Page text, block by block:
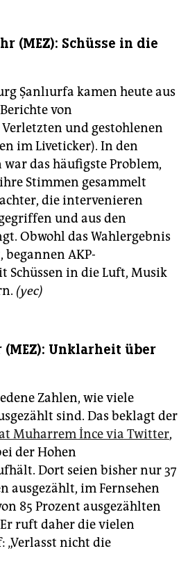
(MEZ): Schüsse in die
Şanlıurfa kamen heute aus
von
und gestohlenen
im Liveticker). In den
das häufigste Problem,
Stimmen gesammelt
die intervenieren
und aus den
Obwohl das Wahlergebnis
AKP-
Schüssen in die Luft, Musik
(yec)
(MEZ): Unklarheit über
Zahlen, wie viele
sind. Das beklagt der
Muharrem İnce via Twitter,
der Hohen
Dort seien bisher nur 37
ausgezählt, im Fernsehen
85 Prozent ausgezählten
ruft daher die vielen
„Verlasst nicht die